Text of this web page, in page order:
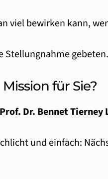
viel bewirken kann,
Stellungnahme gebeten.
für Sie?
Dr. Bennet Tierney
und einfach: